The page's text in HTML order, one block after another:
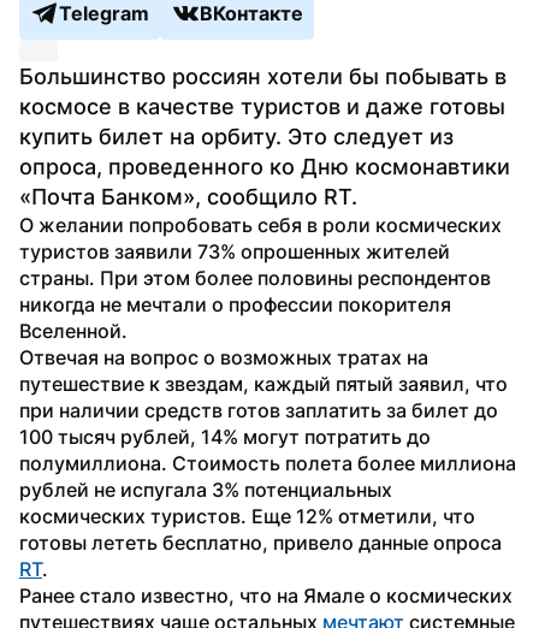
Telegram
ВКонтакте
Большинство россиян хотели бы побывать в
космосе в качестве туристов и даже готовы
купить билет на орбиту. Это следует из
опроса, проведенного ко Дню космонавтики
«Почта Банком», сообщило RT.
О желании попробовать себя в роли космических
туристов заявили 73% опрошенных жителей
страны. При этом более половины респондентов
никогда не мечтали о профессии покорителя
Вселенной.
Отвечая на вопрос о возможных тратах на
путешествие к звездам, каждый пятый заявил, что
при наличии средств готов заплатить за билет до
100 тысяч рублей, 14% могут потратить до
полумиллиона. Стоимость полета более миллиона
рублей не испугала 3% потенциальных
космических туристов. Еще 12% отметили, что
RT.
Ранее стало известно, что на Ямале о космических
путешествиях чаще остальных мечтают системные